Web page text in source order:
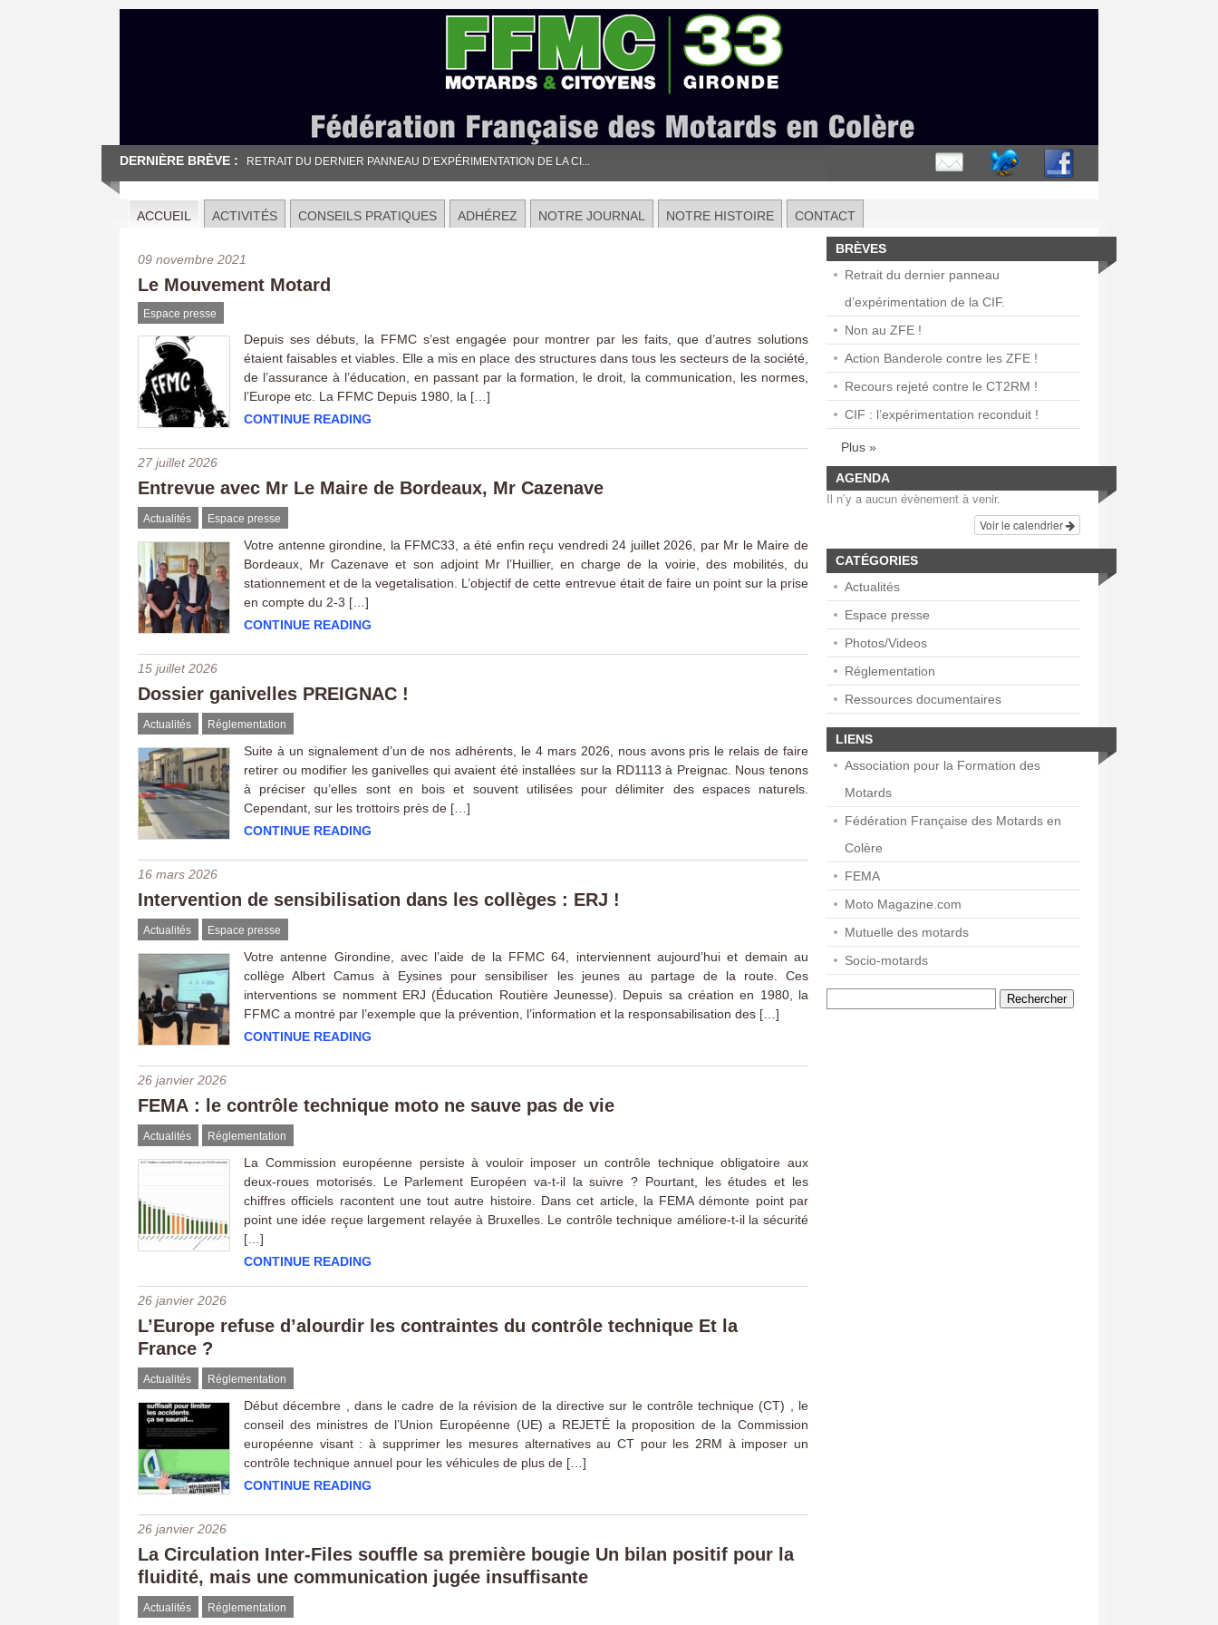
DERNIÈRE BRÈVE : RETRAIT DU DERNIER PANNEAU D’EXPÉRIMENTATION DE LA CI...
ACCUEIL ACTIVITÉS CONSEILS PRATIQUES ADHÉREZ NOTRE JOURNAL NOTRE HISTOIRE CONTACT
09 novembre 2021
Le Mouvement Motard
Espace presse
Depuis ses débuts, la FFMC s’est engagée pour montrer par les faits, que d’autres solutions
étaient faisables et viables. Elle a mis en place des structures dans tous les secteurs de la société,
de l’assurance à l’éducation, en passant par la formation, le droit, la communication, les normes,
l’Europe etc. La FFMC Depuis 1980, la […]
CONTINUE READING
27 juillet 2026
Entrevue avec Mr Le Maire de Bordeaux, Mr Cazenave
Actualités Espace presse
Votre antenne girondine, la FFMC33, a été enfin reçu vendredi 24 juillet 2026, par Mr le Maire de
Bordeaux, Mr Cazenave et son adjoint Mr l’Huillier, en charge de la voirie, des mobilités, du
stationnement et de la vegetalisation. L’objectif de cette entrevue était de faire un point sur la prise
en compte du 2-3 […]
CONTINUE READING
15 juillet 2026
Dossier ganivelles PREIGNAC !
Actualités Réglementation
Suite à un signalement d’un de nos adhérents, le 4 mars 2026, nous avons pris le relais de faire
retirer ou modifier les ganivelles qui avaient été installées sur la RD1113 à Preignac. Nous tenons
à préciser qu’elles sont en bois et souvent utilisées pour délimiter des espaces naturels.
Cependant, sur les trottoirs près de […]
CONTINUE READING
16 mars 2026
Intervention de sensibilisation dans les collèges : ERJ !
Actualités Espace presse
Votre antenne Girondine, avec l’aide de la FFMC 64, interviennent aujourd’hui et demain au
collège Albert Camus à Eysines pour sensibiliser les jeunes au partage de la route. Ces
interventions se nomment ERJ (Éducation Routière Jeunesse). Depuis sa création en 1980, la
FFMC a montré par l’exemple que la prévention, l’information et la responsabilisation des […]
CONTINUE READING
26 janvier 2026
FEMA : le contrôle technique moto ne sauve pas de vie
Actualités Réglementation
La Commission européenne persiste à vouloir imposer un contrôle technique obligatoire aux
deux-roues motorisés. Le Parlement Européen va-t-il la suivre ? Pourtant, les études et les
chiffres officiels racontent une tout autre histoire. Dans cet article, la FEMA démonte point par
point une idée reçue largement relayée à Bruxelles. Le contrôle technique améliore-t-il la sécurité
[…]
CONTINUE READING
26 janvier 2026
L’Europe refuse d’alourdir les contraintes du contrôle technique Et la
France ?
Actualités Réglementation
Début décembre , dans le cadre de la révision de la directive sur le contrôle technique (CT) , le
conseil des ministres de l’Union Européenne (UE) a REJETÉ la proposition de la Commission
européenne visant : à supprimer les mesures alternatives au CT pour les 2RM à imposer un
contrôle technique annuel pour les véhicules de plus de […]
CONTINUE READING
26 janvier 2026
La Circulation Inter-Files souffle sa première bougie Un bilan positif pour la
fluidité, mais une communication jugée insuffisante
Actualités Réglementation
BRÈVES
Retrait du dernier panneau
d’expérimentation de la CIF.
Non au ZFE !
Action Banderole contre les ZFE !
Recours rejeté contre le CT2RM !
CIF : l’expérimentation reconduit !
Plus »
AGENDA
Il n’y a aucun évènement à venir.
Voir le calendrier
CATÉGORIES
Actualités
Espace presse
Photos/Videos
Réglementation
Ressources documentaires
LIENS
Association pour la Formation des
Motards
Fédération Française des Motards en
Colère
FEMA
Moto Magazine.com
Mutuelle des motards
Socio-motards